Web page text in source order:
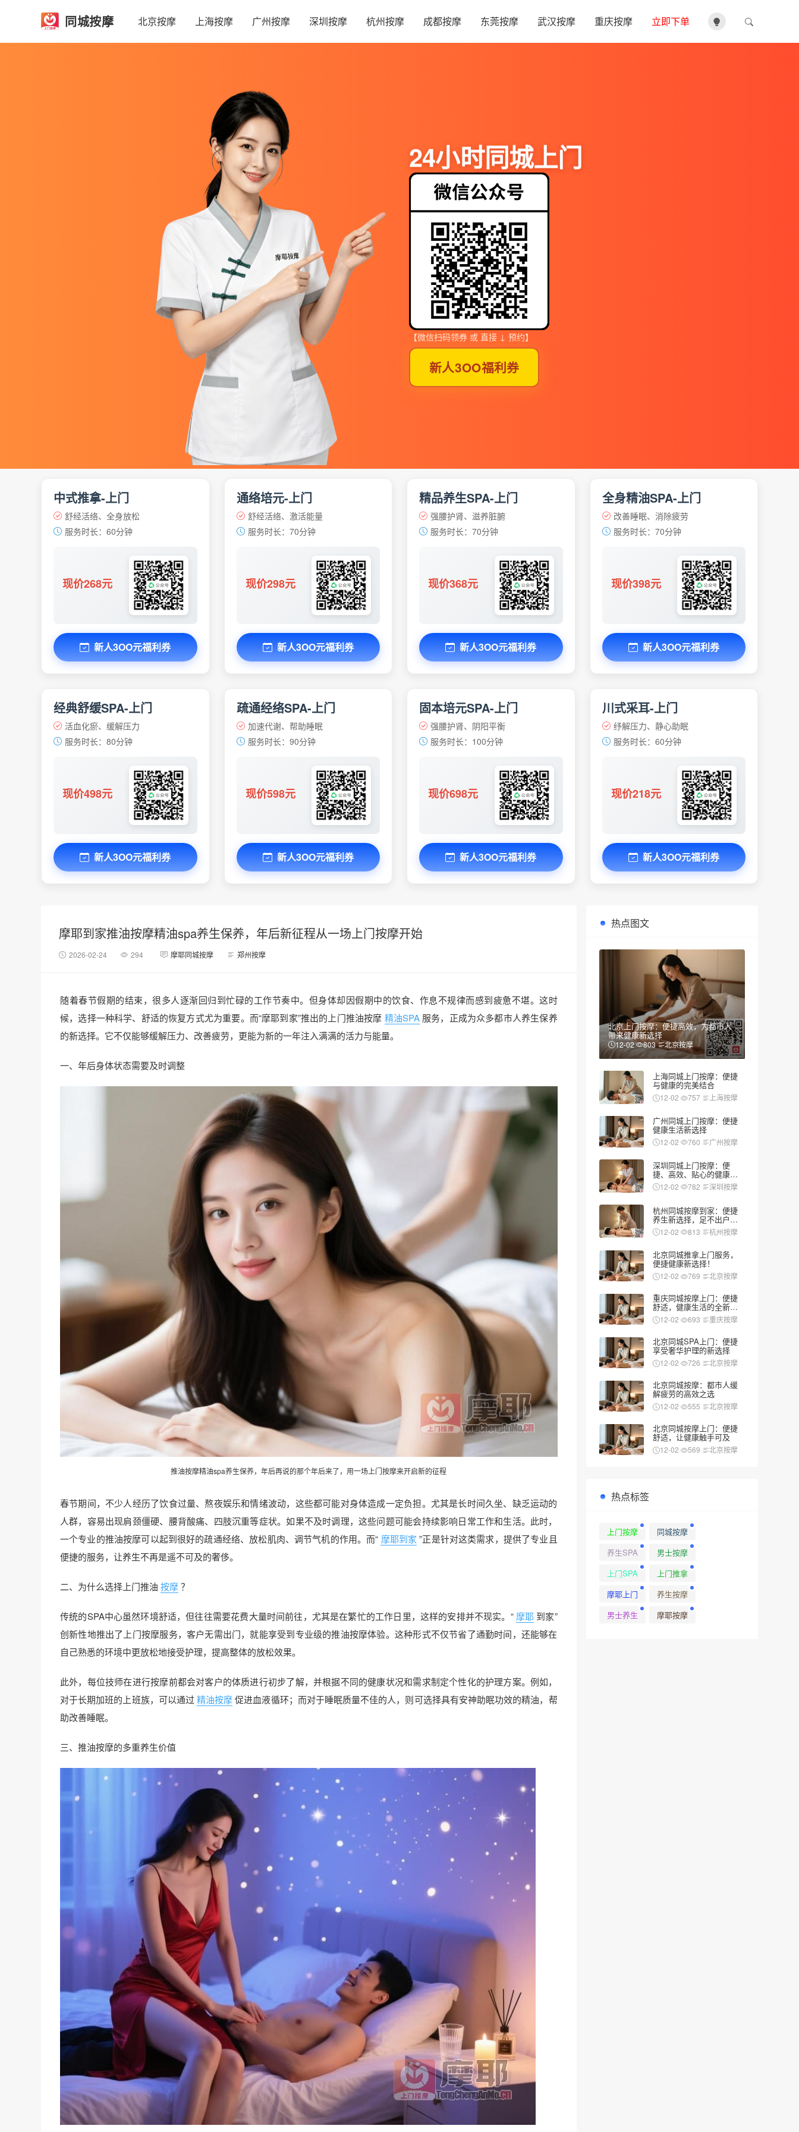
同城按摩 北京按摩 上海按摩 广州按摩 深圳按摩 杭州按摩 成都按摩 东莞按摩 武汉按摩 重庆按摩 立即下单
24小时同城上门
【微信扫码领券 或 直接 ↓ 预约】
新人3OO福利券
中式推拿-上门
舒经活络、全身放松
服务时长：60分钟
现价268元
新人3OO元福利券
通络培元-上门
舒经活络、激活能量
服务时长：70分钟
现价298元
新人3OO元福利券
精品养生SPA-上门
强腰护肾、滋养脏腑
服务时长：70分钟
现价368元
新人3OO元福利券
全身精油SPA-上门
改善睡眠、消除疲劳
服务时长：70分钟
现价398元
新人3OO元福利券
经典舒缓SPA-上门
活血化瘀、缓解压力
服务时长：80分钟
现价498元
新人3OO元福利券
疏通经络SPA-上门
加速代谢、帮助睡眠
服务时长：90分钟
现价598元
新人3OO元福利券
固本培元SPA-上门
强腰护肾、阴阳平衡
服务时长：100分钟
现价698元
新人3OO元福利券
川式采耳-上门
纾解压力、静心助眠
服务时长：60分钟
现价218元
新人3OO元福利券
摩耶到家推油按摩精油spa养生保养，年后新征程从一场上门按摩开始
2026-02-24 294 摩耶同城按摩 郑州按摩
随着春节假期的结束，很多人逐渐回归到忙碌的工作节奏中。但身体却因假期中的饮食、作息不规律而感到疲惫不堪。这时
候，选择一种科学、舒适的恢复方式尤为重要。而“摩耶到家”推出的上门推油按摩 精油SPA 服务，正成为众多都市人养生保养
的新选择。它不仅能够缓解压力、改善疲劳，更能为新的一年注入满满的活力与能量。
一、年后身体状态需要及时调整
推油按摩精油spa养生保养，年后再说的那个年后来了，用一场 上门按摩来开启新的征程
春节期间，不少人经历了饮食过量、熬夜娱乐和情绪波动，这些都可能对身体造成一定负担。尤其是长时间久坐、缺乏运动的
人群，容易出现肩颈僵硬、腰背酸痛、四肢沉重等症状。如果不及时调理，这些问题可能会持续影响日常工作和生活。此时，
一个专业的推油按摩可以起到很好的疏通经络、放松肌肉、调节气机的作用。而“ 摩耶到家 ”正是针对这类需求，提供了专业且
便捷的服务，让养生不再是遥不可及的奢侈。
二、为什么选择上门推油 按摩？
传统的SPA中心虽然环境舒适，但往往需要花费大量时间前往，尤其是在繁忙的工作日里，这样的安排并不现实。“ 摩耶 到家”
创新性地推出了上门按摩服务，客户无需出门，就能享受到专业级的推油按摩体验。这种形式不仅节省了通勤时间，还能够在
自己熟悉的环境中更放松地接受护理，提高整体的放松效果。
此外，每位技师在进行按摩前都会对客户的体质进行初步了解，并根据不同的健康状况和需求制定个性化的护理方案。例如，
对于长期加班的上班族，可以通过 精油按摩 促进血液循环；而对于睡眠质量不佳的人，则可选择具有安神助眠功效的精油，帮
助改善睡眠。
三、推油按摩的多重养生价值
热点图文
北京上门按摩：便捷高效，为都市人
带来健康新选择
12-02 803 北京按摩
上海同城上门按摩：便捷
与健康的完美结合
12-02 757 上海按摩
广州同城上门按摩：便捷
健康生活新选择
12-02 760 广州按摩
深圳同城上门按摩：便
捷、高效、贴心的健康新
选择12-02 782 深圳按摩
杭州同城按摩到家：便捷
养生新选择，足不出户享
受专业服务
12-02 813 杭州按摩
北京同城推拿上门服务，
便捷健康新选择！
12-02 769 北京按摩
重庆同城按摩上门：便捷
舒适，健康生活的全新选
择12-02 693 重庆按摩
北京同城SPA上门：便捷
享受奢华护理的新选择
12-02 726 北京按摩
北京同城按摩：都市人缓
解疲劳的高效之选
12-02 555 北京按摩
北京同城按摩上门：便捷
舒适，让健康触手可及
12-02 569 北京按摩
热点标签
上门按摩
同城按摩
养生SPA
男士按摩
上门SPA
上门推拿
摩耶上门
养生按摩
男士养生
摩耶按摩